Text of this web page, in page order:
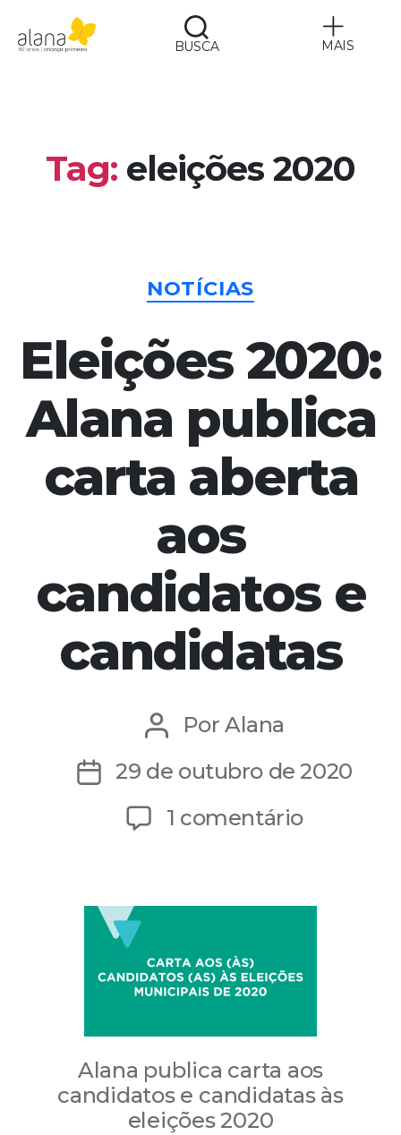
BUSCA MAIS
Tag: eleições 2020
Categorias
NOTÍCIAS
Eleições 2020:
Alana publica
carta aberta
aos
candidatos e
candidatas
Autor
do
Por Alana
Data
publicação
29 de outubro de 2020
1 comentárioem
Alana
carta
aos
e
Alana publica carta aos
candidatos e candidatas às
eleições 2020